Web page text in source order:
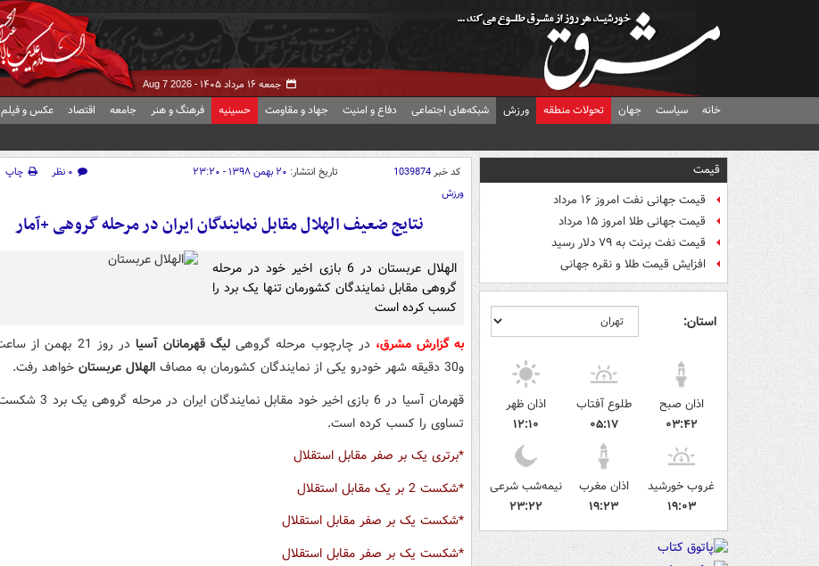
جمعه ۱۶ مرداد ۱۴۰۵ - Aug 7 2026
خانه سیاست جهان تحولات منطقه ورزش شبکه‌های اجتماعی دفاع و امنیت جهاد و مقاومت حسینیه فرهنگ و هنر جامعه اقتصاد عکس و فیلم
قیمت
قیمت جهانی نفت امروز ۱۶ مرداد
قیمت جهانی طلا امروز ۱۵ مرداد
قیمت نفت برنت به ۷۹ دلار رسید
افزایش قیمت طلا و نقره جهانی
استان:
اذان صبح
۰۳:۴۲
طلوع آفتاب
۰۵:۱۷
اذان ظهر
۱۲:۱۰
غروب خورشید
۱۹:۰۳
اذان مغرب
۱۹:۲۳
نیمه‌شب شرعی
۲۳:۲۲
کد خبر1039874 تاریخ انتشار: ۲۰ بهمن ۱۳۹۸ - ۲۳:۲۰ ۰ نظر
چاپ
ورزش
نتایج ضعیف الهلال مقابل نمایندگان ایران در مرحله گروهی +آمار
الهلال عربستان در 6 بازی اخیر خود در مرحله
گروهی مقابل نمایندگان کشورمان تنها یک برد را
کسب کرده است
به گزارش مشرق، در چارچوب مرحله گروهی لیگ قهرمانان آسیا
و30 دقیقه شهر خودرو یکی از نمایندگان کشورمان به مصاف
الهلال عربستان خواهد رفت.
تساوی را کسب کرده است.
*برتری یک بر صفر مقابل استقلال
*شکست 2 بر یک مقابل استقلال
*شکست یک بر صفر مقابل استقلال
*شکست یک بر صفر مقابل استقلال